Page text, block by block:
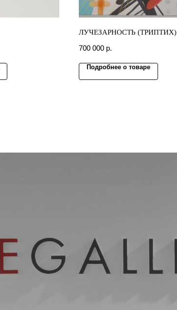
ЛУЧЕЗАРНОСТЬ (ТРИПТИХ)
700 000 р.
Подробнее о товаре